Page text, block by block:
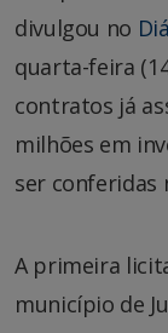
divulgou no
quarta-feira
contratos já
milhões em
ser conferidas
A primeira
município de